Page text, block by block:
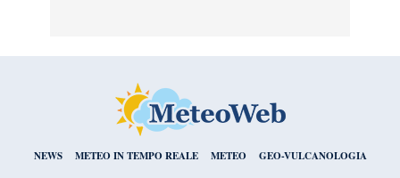
NEWS METEO IN TEMPO REALE METEO GEO-VULCANOLOGIA